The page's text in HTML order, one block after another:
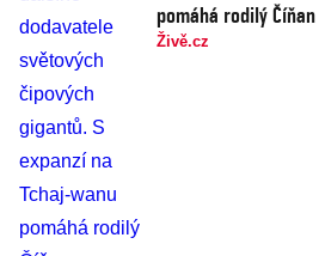
pomáhá rodilý Číňan
Živě.cz